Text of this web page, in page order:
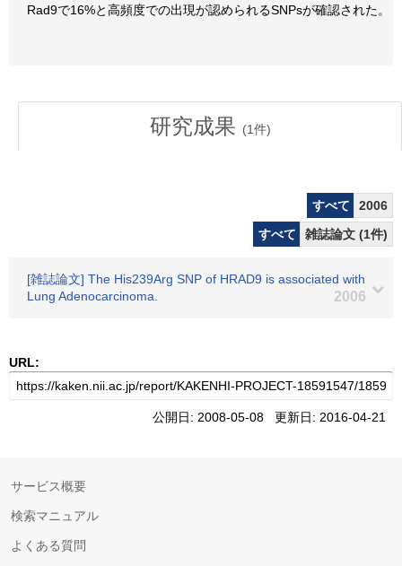
Rad9で16%と高頻度での出現が認められるSNPsが確認された。
研究成果 (1件)
すべて
2006
すべて
雑誌論文 (1件)
[雑誌論文] The His239Arg SNP of HRAD9 is associated with
Lung Adenocarcinoma.
2006
URL:
公開日: 2008-05-08 更新日: 2016-04-21
サービス概要
検索マニュアル
よくある質問